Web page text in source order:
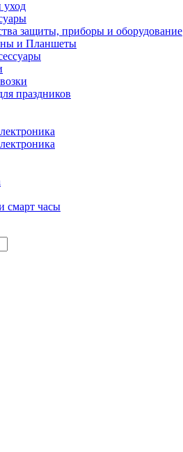
уход
защиты, приборы и оборудование
и Планшеты
праздников
смарт часы